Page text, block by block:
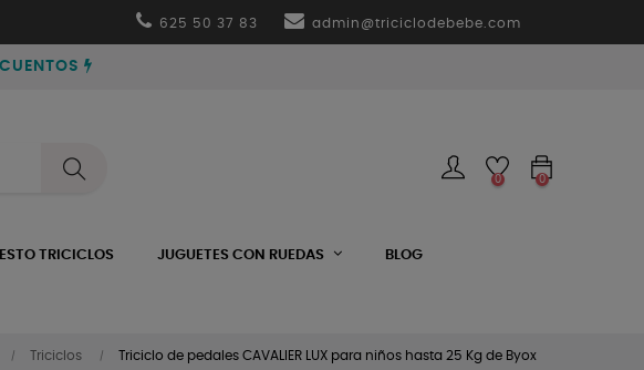
625 50 37 83 admin@triciclodebebe.com
0 0
TRICICLOS JUGUETES CON RUEDAS BLOG
Triciclos Triciclo de pedales CAVALIER LUX para niños hasta 25 Kg de Byox